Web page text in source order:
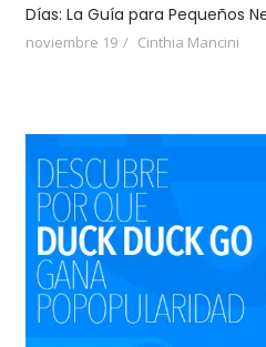
Días: La Guía para Pequeños
noviembre 19 Cinthia Mancini